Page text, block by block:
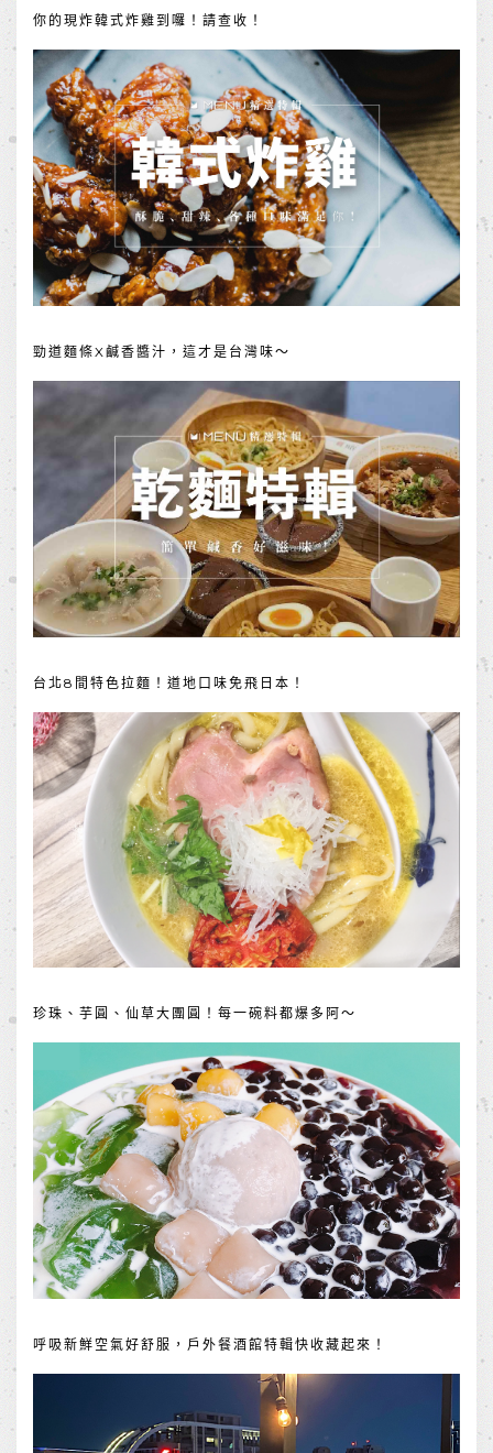
你的現炸韓式炸雞到囉！請查收！
勁道麵條X鹹香醬汁，這才是台灣味～
台北8間特色拉麵！道地口味免飛日本！
珍珠、芋圓、仙草大團圓！每一碗料都爆多阿～
呼吸新鮮空氣好舒服，戶外餐酒館特輯快收藏起來！